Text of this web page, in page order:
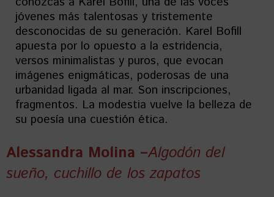
jóvenes más talentosas y tristemente
desconocidas de su generación. Karel Bofill
apuesta por lo opuesto a la estridencia,
versos minimalistas y puros, que evocan
imágenes enigmáticas, poderosas de una
urbanidad ligada al mar. Son inscripciones,
fragmentos. La modestia vuelve la belleza de
su poesía una cuestión ética.
Alessandra Molina –Algodón del
sueño, cuchillo de los zapatos